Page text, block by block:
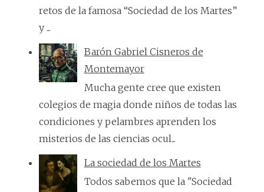
retos de la famosa “Sociedad de los Martes”
y ...
Barón Gabriel Cisneros de
Montemayor
Mucha gente cree que existen
colegios de magia donde niños de todas las
condiciones y pelambres aprenden los
misterios de las ciencias ocul...
La sociedad de los Martes
Todos sabemos que la "Sociedad